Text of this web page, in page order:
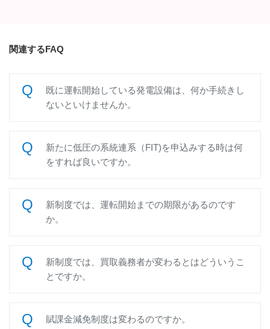
関連するFAQ
既に運転開始している発電設備は、何か手続きし
ないといけませんか。
新たに低圧の系統連系（FIT)を申込みする時は何
をすれば良いですか。
新制度では、運転開始までの期限があるのです
か。
新制度では、買取義務者が変わるとはどういうこ
とですか。
賦課金減免制度は変わるのですか。